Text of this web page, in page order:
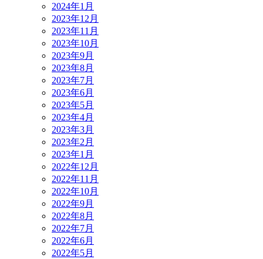
2024年1月
2023年12月
2023年11月
2023年10月
2023年9月
2023年8月
2023年7月
2023年6月
2023年5月
2023年4月
2023年3月
2023年2月
2023年1月
2022年12月
2022年11月
2022年10月
2022年9月
2022年8月
2022年7月
2022年6月
2022年5月